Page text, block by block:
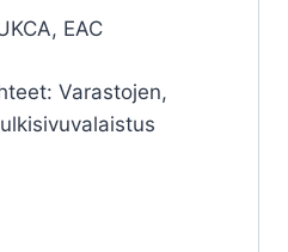
EAC
Varastojen,